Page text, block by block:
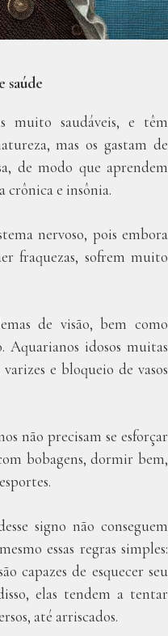
saúde
muito saudáveis, e têm
mas os gastam de
de modo que aprendem
crônica e insônia.
nervoso, pois embora
fraquezas, sofrem muito
de visão, bem como
Aquarianos idosos muitas
e bloqueio de vasos
não precisam se esforçar
bobagens, dormir bem,
signo não conseguem
essas regras simples:
capazes de esquecer seu
elas tendem a tentar
até arriscados.